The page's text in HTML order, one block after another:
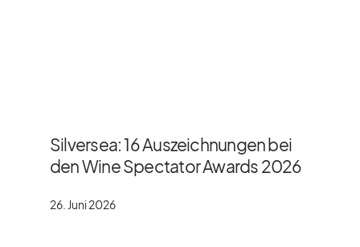
Silversea: 16 Auszeichnungen bei
den Wine Spectator Awards 2026
26. Juni 2026